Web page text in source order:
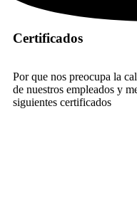
Certificados
Por que nos preocupa la
de nuestros empleados y
siguientes certificados